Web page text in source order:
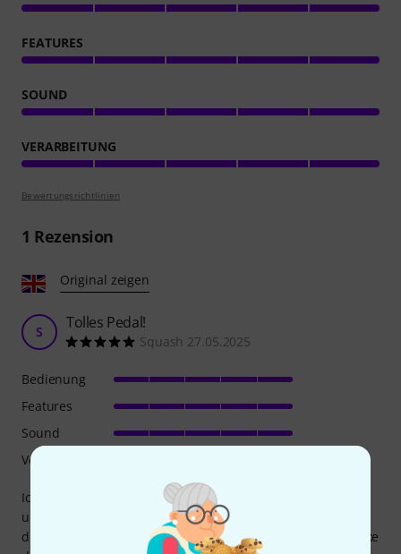
FEATURES
SOUND
VERARBEITUNG
Bewertungsrichtlinien
1 Rezension
Original zeigen
S Tolles Pedal!
Squash 27.05.2025
Ich habe mir dieses Pedal gekauft, weil ich viel Reggae, Ska
und Punkrock spiele. Für die ersten beiden Genres ist
dieses Pedal SEHR praktisch, da es als Limiter die Lautstärke
Bedienung
Features
Sound
Verarbeitung